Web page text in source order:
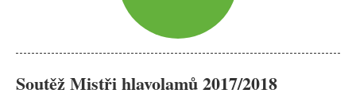
Soutěž Mistři hlavolamů 2017/2018